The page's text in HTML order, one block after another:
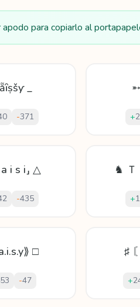
apodo para copiarlo al
_
-371 +
i s i⸥ △
-435
♞ Ｔ
+
□
-47
♯
+